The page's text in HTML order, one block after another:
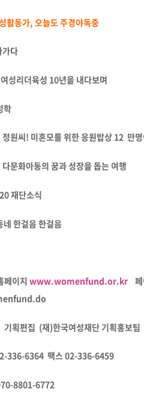
활동가, 오늘도 주경야독중
다
성리더육성 10년을 내다보며
학
원씨! 미혼모를 위한 응원밥상 12 만
문화아동의 꿈과 성장을 돕는 여행
재단소식
네 한걸음 한걸음
페이지 www.womenfund.or.kr 페
기획편집 (재)한국여성재단 기획홍보팀
336-6364 팩스 02-336-6459
8801-6772